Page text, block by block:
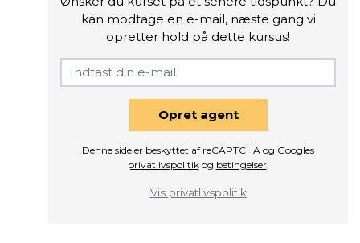
kan modtage en e-mail, næste gang vi
opretter hold på dette kursus!
Opret agent
Denne side er beskyttet af reCAPTCHA og Googles
privatlivspolitikog betingelser.
Vis privatlivspolitik